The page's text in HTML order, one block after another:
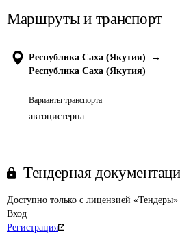
Маршруты и транспорт
Республика Саха (Якутия)
→
Республика Саха (Якутия)
Варианты транспорта
автоцистерна
Тендерная
Доступно только с лицензией
Вход
Регистрация